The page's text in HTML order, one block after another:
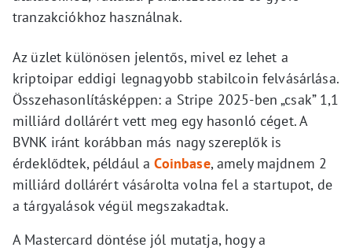
tranzakciókhoz használnak.
Az üzlet különösen jelentős, mivel ez lehet a
kriptoipar eddigi legnagyobb stabilcoin felvásárlása.
Összehasonlításképpen: a Stripe 2025-ben „csak” 1,1
milliárd dollárért vett meg egy hasonló céget. A
BVNK iránt korábban más nagy szereplők is
érdeklődtek, például aCoinbase, amely majdnem 2
milliárd dollárért vásárolta volna fel a startupot, de
a tárgyalások végül megszakadtak.
A Mastercard döntése jól mutatja, hogy a